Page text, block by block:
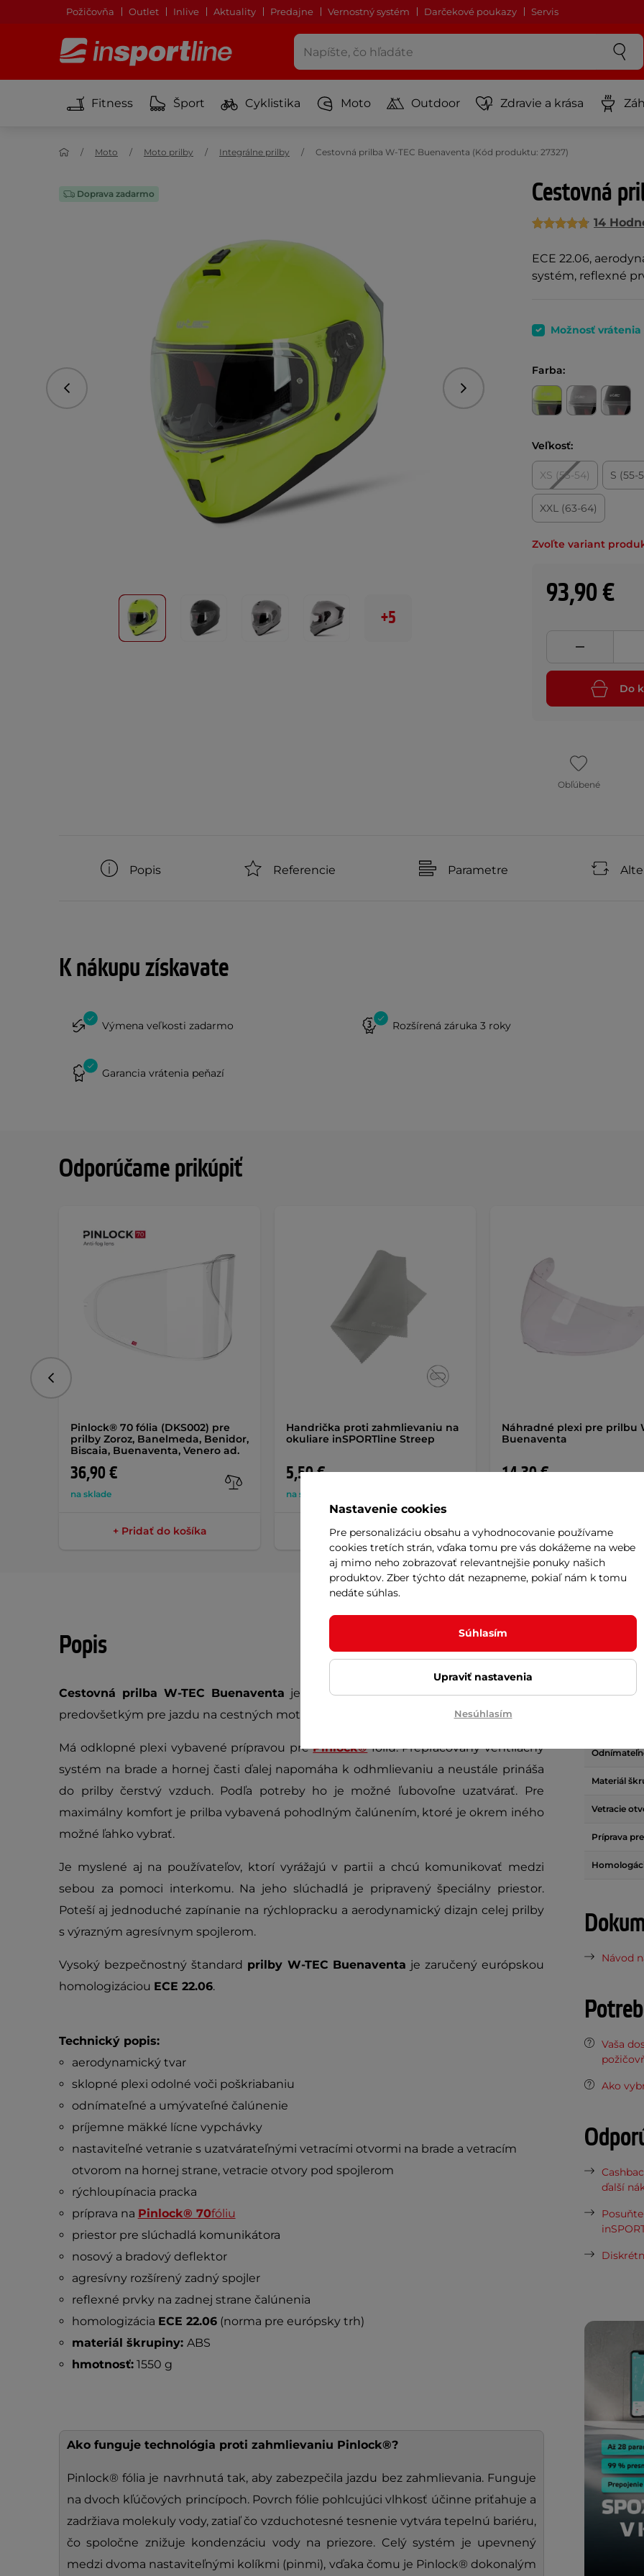
Požičovňa Outlet Inlive Aktuality Predajne Vernostný systém Darčekové poukazy Servis
Fitness Šport Cyklistika Moto Outdoor Zdravie a krása
Moto Moto prilby Integrálne prilby Cestovná prilba W-TEC Buenaventa (Kód produktu: 27327)
Cestovná
14
ECE 22.06,
systém, reflexné
Doprava zadarmo
Predchádzajúce Nasledujúce
+5
Možnosť
Farba:
Veľkosť:
XS (53-54) S (55-
XXL (63-64)
Zvoľte variant
93,90 €
Do
Obľúbené
Popis Referencie Parametre
K nákupu získavate
Výmena veľkosti zadarmo Rozšírená záruka 3 roky
Garancia vrátenia peňazí
Odporúčame prikúpiť
Pinlock® 70 fólia (DKS002) pre
prilby Zoroz, Banelmeda, Benidor,
Biscaia, Buenaventa, Venero ad.
36,90 €
na sklade
+ Pridať do košíka
Handrička proti zahmlievaniu na
okuliare inSPORTline Streep
5,50 €
na sklade
+ Pridať do košíka
Náhradné plexi pre prilbu
Buenaventa
14,30 €
+ Pridať do košíka
Predchádzajúce
Popis
Cestovná prilba W-TEC Buenaventa je integrálna moto helma, ktorá je určená
predovšetkým pre jazdu na cestných motocykloch.
Má odklopné plexi vybavené prípravou prePinlock®fóliu. Prepracovaný ventilačný
systém na brade a hornej časti ďalej napomáha k odhmlievaniu a neustále prináša
do prilby čerstvý vzduch. Podľa potreby ho je možné ľubovoľne uzatvárať. Pre
maximálny komfort je prilba vybavená pohodlným čalúnením, ktoré je okrem iného
možné ľahko vybrať.
Je myslené aj na používateľov, ktorí vyrážajú v partii a chcú komunikovať medzi
sebou za pomoci interkomu. Na jeho slúchadlá je pripravený špeciálny priestor.
Poteší aj jednoduché zapínanie na rýchlopracku a aerodynamický dizajn celej prilby
s výrazným agresívnym spojlerom.
Vysoký bezpečnostný štandard prilby W-TEC Buenaventa je zaručený európskou
homologizáciou ECE 22.06.
Technický popis:
aerodynamický tvar
sklopné plexi odolné voči poškriabaniu
odnímateľné a umývateľné čalúnenie
príjemne mäkké lícne vypchávky
nastaviteľné vetranie s uzatvárateľnými vetracími otvormi na brade a vetracím
otvorom na hornej strane, vetracie otvory pod spojlerom
rýchloupínacia pracka
príprava na Pinlock® 70fóliu
priestor pre slúchadlá komunikátora
nosový a bradový deflektor
agresívny rozšírený zadný spojler
reflexné prvky na zadnej strane čalúnenia
homologizácia ECE 22.06(norma pre európsky trh)
materiál škrupiny: ABS
hmotnosť:1550 g
Ako funguje technológia proti zahmlievaniu Pinlock®?
Pinlock® fólia je navrhnutá tak, aby zabezpečila jazdu bez zahmlievania. Funguje
na dvoch kľúčových princípoch. Povrch fólie pohlcujúci vlhkosť účinne priťahuje a
zadržiava molekuly vody, zatiaľ čo vzduchotesné tesnenie vytvára tepelnú bariéru,
čo spoločne znižuje kondenzáciu vody na priezore. Celý systém je upevnený
medzi dvoma nastaviteľnými kolíkmi (pinmi), vďaka čomu je Pinlock® dokonalým
Hmotnosť
Materiál
Vetracie
Príprava
Návod
Vaša
Ako
ďalší
Nastavenie cookies
Pre personalizáciu obsahu a vyhodnocovanie používame
cookies tretích strán, vďaka tomu pre vás dokážeme na webe
aj mimo neho zobrazovať relevantnejšie ponuky našich
produktov. Zber týchto dát nezapneme, pokiaľ nám k tomu
nedáte súhlas.
Súhlasím
Upraviť nastavenia
Nesúhlasím